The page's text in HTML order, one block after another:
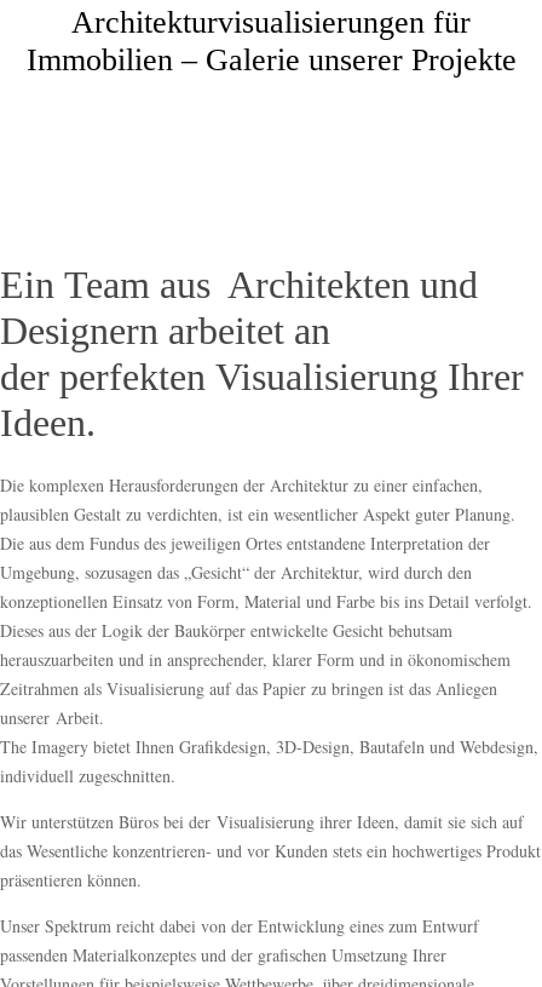
Architekturvisualisierungen für
Immobilien – Galerie unserer Projekte
Ein Team aus Architekten und
Designern arbeitet an
der perfekten Visualisierung Ihrer
Ideen.
Die komplexen Herausforderungen der Architektur zu einer einfachen,
plausiblen Gestalt zu verdichten, ist ein wesentlicher Aspekt guter Planung.
Die aus dem Fundus des jeweiligen Ortes entstandene Interpretation der
Umgebung, sozusagen das „Gesicht“ der Architektur, wird durch den
konzeptionellen Einsatz von Form, Material und Farbe bis ins Detail verfolgt.
Dieses aus der Logik der Baukörper entwickelte Gesicht behutsam
herauszuarbeiten und in ansprechender, klarer Form und in ökonomischem
Zeitrahmen als Visualisierung auf das Papier zu bringen ist das Anliegen
unserer Arbeit.
The Imagery bietet Ihnen Grafikdesign, 3D-Design, Bautafeln und Webdesign,
individuell zugeschnitten.
Wir unterstützen Büros bei der Visualisierung ihrer Ideen, damit sie sich auf
das Wesentliche konzentrieren- und vor Kunden stets ein hochwertiges Produkt
präsentieren können.
Unser Spektrum reicht dabei von der Entwicklung eines zum Entwurf
passenden Materialkonzeptes und der grafischen Umsetzung Ihrer